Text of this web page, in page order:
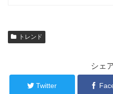
トレンド
シェ
Twitter